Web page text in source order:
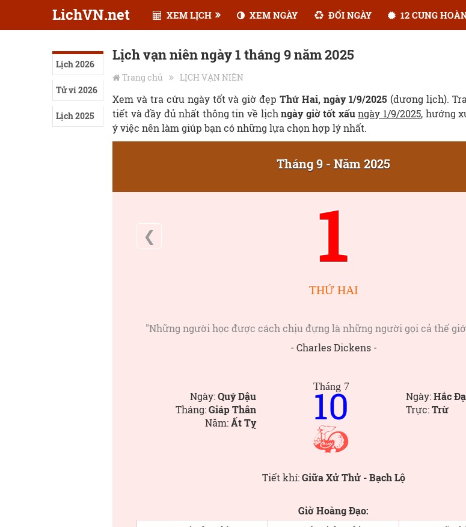
LichVN.net XEM LỊCH XEM NGÀY ĐỔI NGÀY 12 CUNG
Lịch 2026
Tử vi 2026
Lịch 2025
Lịch vạn niên ngày 1 tháng 9 năm 2025
Trang chủ LỊCH VẠN NIÊN
Xem và tra cứu ngày tốt và giờ đẹpThứ Hai, ngày 1/9/2025 (dương lịch).
tiết và đầy đủ nhất thông tin về lịchngày giờ tốt xấu ngày 1/9/2025, hướng
ý việc nên làm giúp bạn có những lựa chọn hợp lý nhất.
Tháng 9 - Năm 2025
❮ 1
THỨ HAI
"Những người học được cách chịu đựng là những người gọi cả thế
- Charles Dickens -
Ngày:Quý Dậu
Tháng:Giáp Thân
Năm:Ất Tỵ
Tháng 7
10 Ngày:Hắc
Trực:Trừ
Tiết khí:Giữa Xử Thử - Bạch Lộ
Giờ Hoàng Đạo: